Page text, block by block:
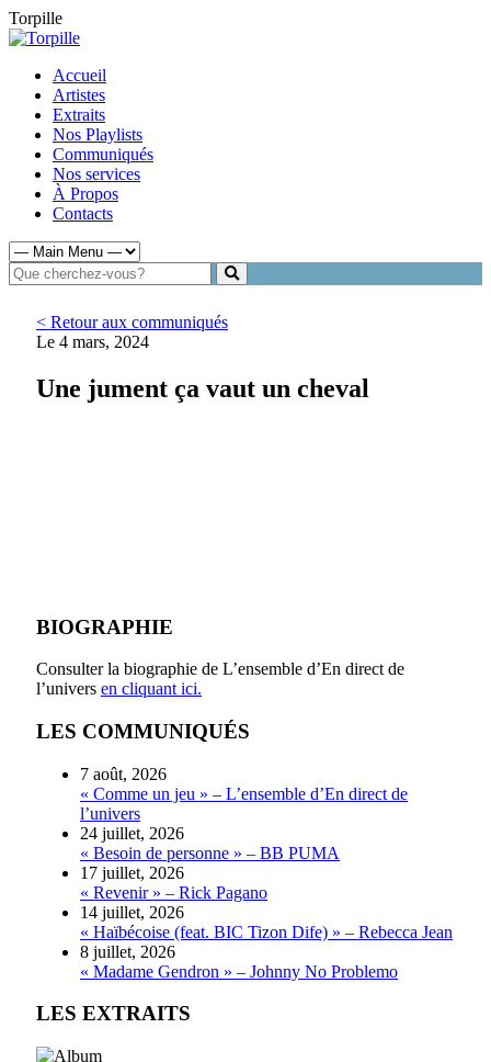
Torpille
Accueil
Artistes
Extraits
Nos Playlists
Communiqués
Nos services
À Propos
Contacts
< Retour aux communiqués
Le 4 mars, 2024
Une jument ça vaut un cheval
BIOGRAPHIE
Consulter la biographie de L’ensemble d’En direct de
l’univers en cliquant ici.
LES COMMUNIQUÉS
7 août, 2026
« Comme un jeu » – L’ensemble d’En direct de
l’univers
24 juillet, 2026
« Besoin de personne » – BB PUMA
17 juillet, 2026
« Revenir » – Rick Pagano
14 juillet, 2026
« Haïbécoise (feat. BIC Tizon Dife) » – Rebecca Jean
8 juillet, 2026
« Madame Gendron » – Johnny No Problemo
LES EXTRAITS